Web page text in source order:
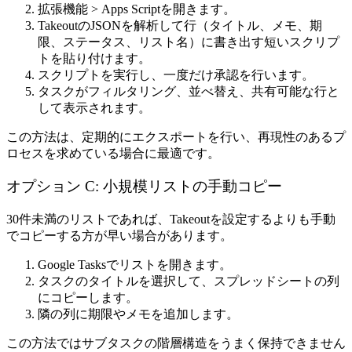
拡張機能 > Apps Scriptを開きます。
TakeoutのJSONを解析して行（タイトル、メモ、期
限、ステータス、リスト名）に書き出す短いスクリプ
トを貼り付けます。
スクリプトを実行し、一度だけ承認を行います。
タスクがフィルタリング、並べ替え、共有可能な行と
して表示されます。
この方法は、定期的にエクスポートを行い、再現性のあるプ
ロセスを求めている場合に最適です。
オプション C: 小規模リストの手動コピー
30件未満のリストであれば、Takeoutを設定するよりも手動
でコピーする方が早い場合があります。
Google Tasksでリストを開きます。
タスクのタイトルを選択して、スプレッドシートの列
にコピーします。
隣の列に期限やメモを追加します。
この方法ではサブタスクの階層構造をうまく保持できません